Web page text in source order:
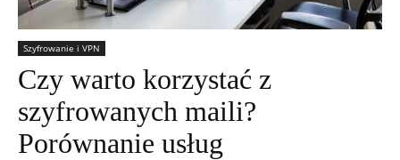
Szyfrowanie i VPN
Czy warto korzystać z
szyfrowanych maili?
Porównanie usług